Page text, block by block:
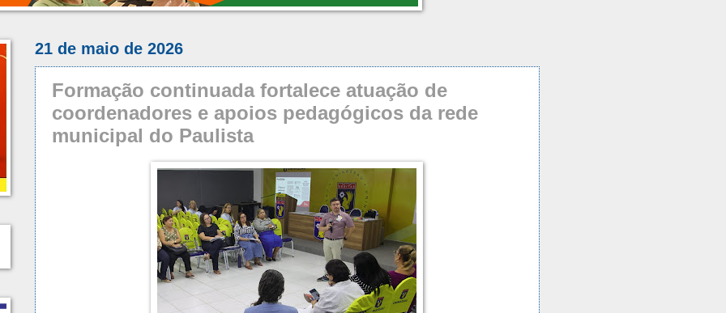
21 de maio de 2026
Formação continuada fortalece atuação de
coordenadores e apoios pedagógicos da rede
municipal do Paulista